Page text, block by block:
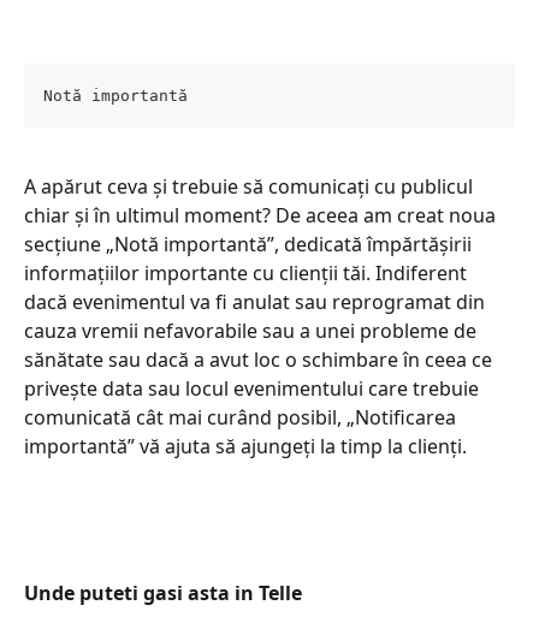
Notă importantă
A apărut ceva și trebuie să comunicați cu publicul
chiar și în ultimul moment? De aceea am creat noua
secțiune „Notă importantă”, dedicată împărtășirii
informațiilor importante cu clienții tăi. Indiferent
dacă evenimentul va fi anulat sau reprogramat din
cauza vremii nefavorabile sau a unei probleme de
sănătate sau dacă a avut loc o schimbare în ceea ce
privește data sau locul evenimentului care trebuie
comunicată cât mai curând posibil, „Notificarea
importantă” vă ajuta să ajungeți la timp la clienți.
Unde puteti gasi asta in Telle​